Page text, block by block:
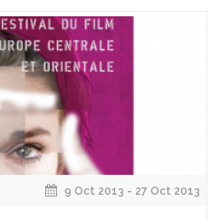
9 Oct 2013 - 27 Oct 2013